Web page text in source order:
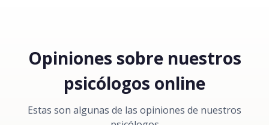
Opiniones sobre nuestros
psicólogos online
Estas son algunas de las opiniones de nuestros